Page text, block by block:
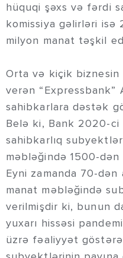
hüquqi şəxs və fərdi
komissiya gəlirləri isə
milyon manat təşkil
Orta və kiçik biznesin
verən
sahibkarlara dəstək
Belə ki, Bank 2020-
sahibkarlıq
məbləğində 1500-
Eyni zamanda 70-dən
manat məbləğində
verilmişdir ki, bunun
yuxarı hissəsi
üzrə fəaliyyət